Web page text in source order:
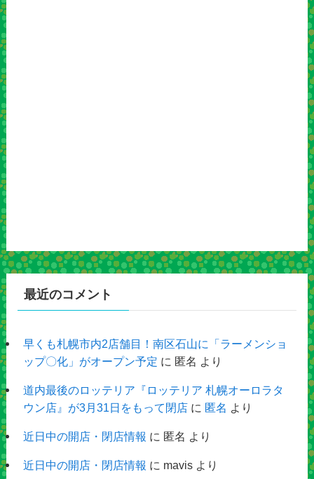
最近のコメント
早くも札幌市内2店舗目！南区石山に「ラーメンショ
ップ〇化」がオープン予定 に 匿名 より
道内最後のロッテリア『ロッテリア 札幌オーロラタ
ウン店』が3月31日をもって閉店に 匿名 より
近日中の開店・閉店情報 に 匿名 より
近日中の開店・閉店情報 に mavisより